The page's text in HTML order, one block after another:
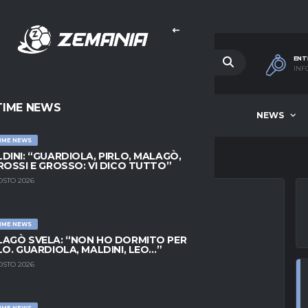
NEWS
NEWS
NEWS
“GUARDIOLA, PIRLO, MALAGÒ,
E GROSSO: VI DICO TUTTO”
2026
NEWS
SVELA: “NON HO DORMITO PER
GUARDIOLA, MALDINI, LEO…”
2026
VLAHOVIC:
RISULTATO, MA